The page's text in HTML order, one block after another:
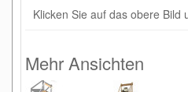
Klicken Sie auf das obere Bild
Mehr Ansichten